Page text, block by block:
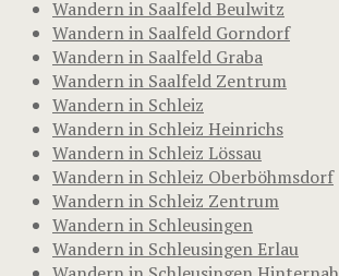
Wandern in Saalfeld Beulwitz
Wandern in Saalfeld Gorndorf
Wandern in Saalfeld Graba
Wandern in Saalfeld Zentrum
Wandern in Schleiz
Wandern in Schleiz Heinrichs
Wandern in Schleiz Lössau
Wandern in Schleiz Oberböhmsdorf
Wandern in Schleiz Zentrum
Wandern in Schleusingen
Wandern in Schleusingen Erlau